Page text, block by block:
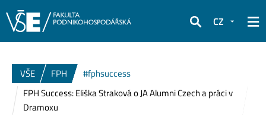
Hledat
CZ
VŠE FPH
#fphsuccess
FPH Success: Eliška Straková o JA Alumni Czech a práci v
Dramoxu